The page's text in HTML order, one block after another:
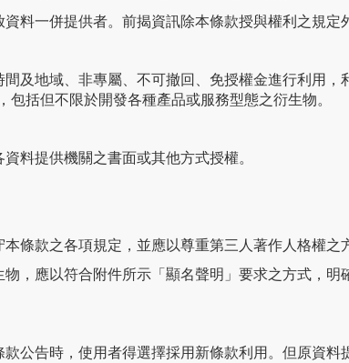
料一併提供者。前揭資訊除本條款授與權利之規定
及地域、非專屬、不可撤回、免授權金進行利用
括但不限於開發各種產品或服務型態之衍生物。
料提供機關之書面或其他方式授權。
條款之各項規定，並應以尊重第三人著作人格權之
，應以符合附件所示「顯名聲明」要求之方式，
公告時，使用者得選擇採用新條款利用。但原資